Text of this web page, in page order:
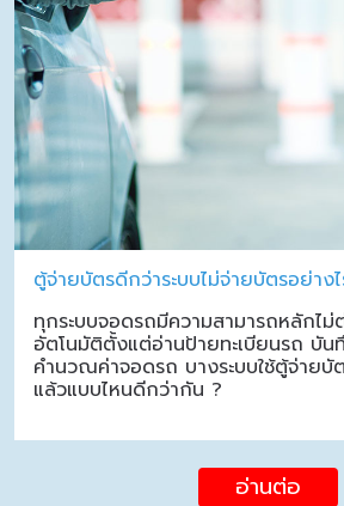
ตู้จ่ายบัตรดีกว่าระบบไม่จ่ายบัตรอย่าง
ทุกระบบจอดรถมีความสามารถหลักไ
อัตโนมัติตั้งแต่อ่านป้ายทะเบียนรถ บัน
คำนวณค่าจอดรถ บางระบบใช้ตู้จ่ายบัต
แล้วแบบไหนดีกว่ากัน ?
อ่านต่อ